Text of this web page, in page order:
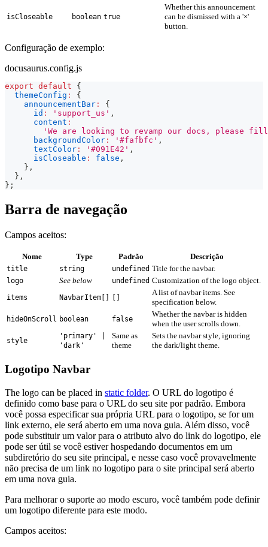
isCloseable boolean true
Whether this announcement
can be dismissed with a '×'
button.
Configuração de exemplo:
docusaurus.config.js
export default
{
themeConfig :
{
announcementBar :
{
id : 'support_us' ,
content :
'We are looking to revamp our docs, please
backgroundColor : '#fafbfc' ,
textColor : '#091E42' ,
isCloseable : false ,
} ,
} ,
} ;
Barra de navegação
Campos aceitos:
Nome Type Padrão Descrição
title string undefined Title for the navbar.
logo See below undefined Customization of the logo object.
items NavbarItem[] []
A list of navbar items. See
specification below.
hideOnScroll boolean false
Whether the navbar is hidden
when the user scrolls down.
style
'primary' |
'dark'
Same as
theme
Sets the navbar style, ignoring
the dark/light theme.
Logotipo Navbar
The logo can be placed in static folder. O URL do logotipo é
definido como base para o URL do seu site por padrão. Embora
você possa especificar sua própria URL para o logotipo, se for um
link externo, ele será aberto em uma nova guia. Além disso, você
pode substituir um valor para o atributo alvo do link do logotipo, ele
pode ser útil se você estiver hospedando documentos em um
subdiretório do seu site principal, e nesse caso você provavelmente
não precisa de um link no logotipo para o site principal será aberto
em uma nova guia.
Para melhorar o suporte ao modo escuro, você também pode definir
um logotipo diferente para este modo.
Campos aceitos: